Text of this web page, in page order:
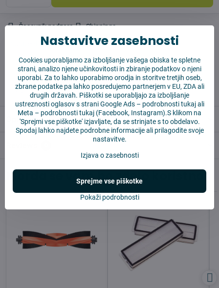
Časovnik nadzora Shippings
Vysajto.sk
✅ Takoj pripravljeno za pošiljanje
✅ BREZPLAČNA dostava nad 55 EUR
✅14 dni za vračilo blaga
Opis
Morda se vam bo zdelo koristno
Nastavitve zasebnosti
Cookies uporabljamo za izboljšanje vašega obiska te spletne
strani, analizo njene učinkovitosti in zbiranje podatkov o njeni
uporabi. Za to lahko uporabimo orodja in storitve tretjih oseb,
zbrane podatke pa lahko posredujemo partnerjem v EU, ZDA ali
drugih državah. Piškotki se uporabljajo za izboljšanje
ustreznosti oglasov s strani Google Ads – podrobnosti tukajali
Meta – podrobnosti tukaj (Facebook, Instagram).S klikom na
'Sprejmi vse piškotke' izjavljate, da se strinjate s to obdelavo.
Spodaj lahko najdete podrobne informacije ali prilagodite svoje
nastavitve.
Izjava o zasebnosti
Pokaži podrobnosti
Sprejme vse piškotke